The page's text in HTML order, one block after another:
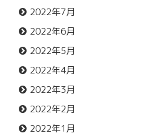
2022年7月
2022年6月
2022年5月
2022年4月
2022年3月
2022年2月
2022年1月